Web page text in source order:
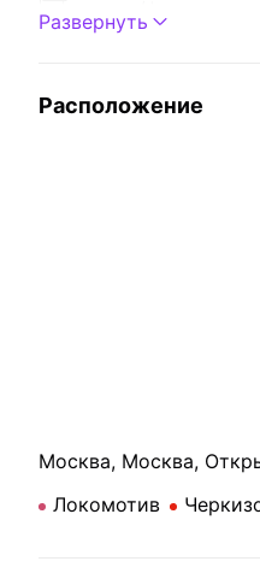
Развернуть
Расположение
Москва, Москва,
Локомотив